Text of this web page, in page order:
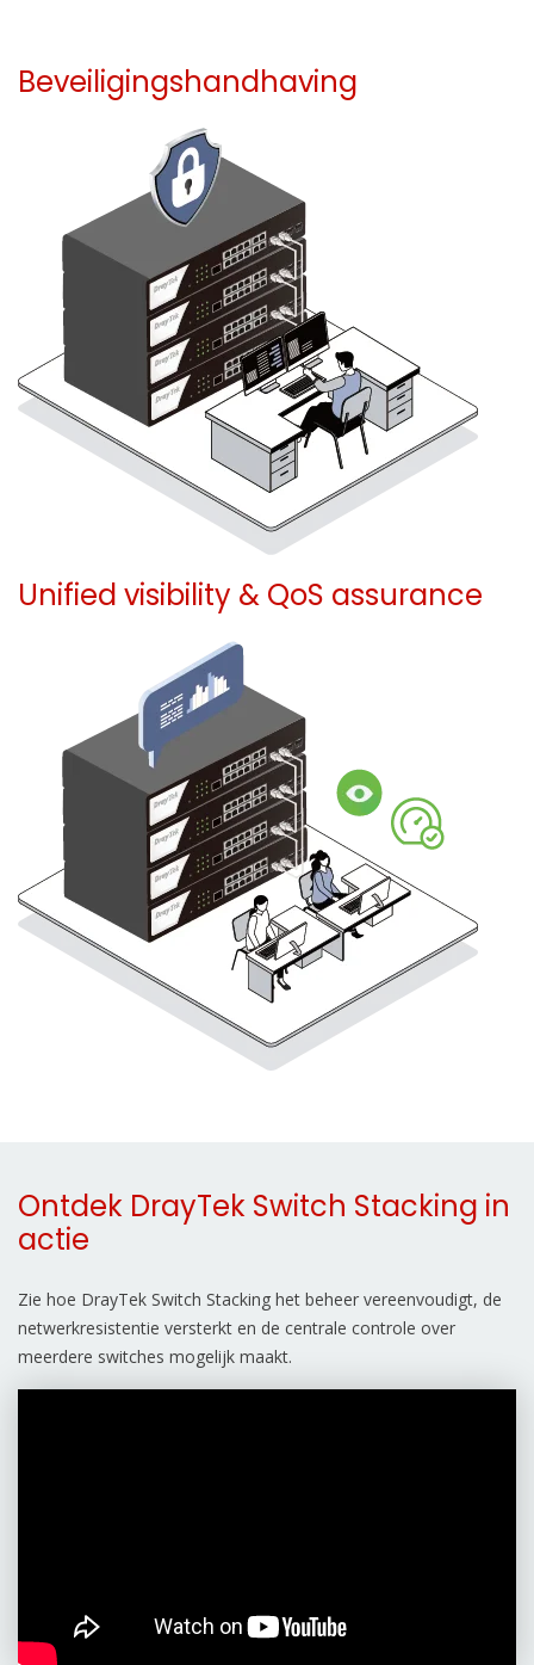
Beveiligingshandhaving
Unified visibility & QoS assurance
Ontdek DrayTek Switch Stacking in
actie
Zie hoe DrayTek Switch Stacking het beheer vereenvoudigt, de
netwerkresistentie versterkt en de centrale controle over
meerdere switches mogelijk maakt.